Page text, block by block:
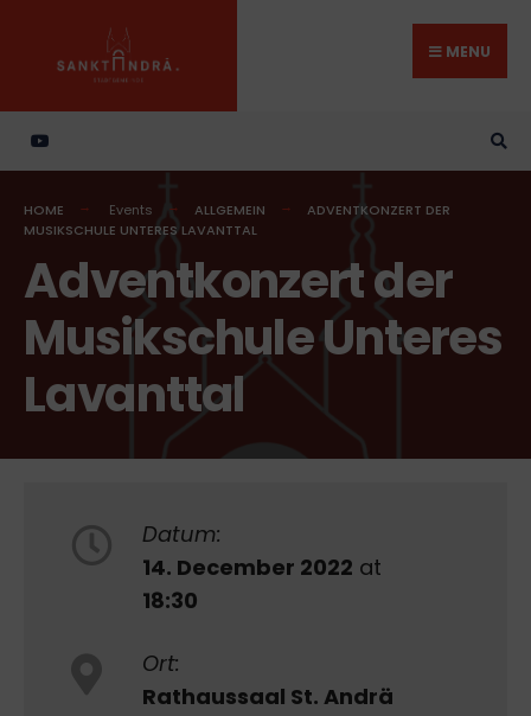
content
MENU
HOME Events ALLGEMEIN
ADVENTKONZERT DER
MUSIKSCHULE UNTERES LAVANTTAL
Adventkonzert der
Musikschule Unteres
Lavanttal
Datum:
14. December 2022 at
18:30
Ort:
Rathaussaal St. Andrä